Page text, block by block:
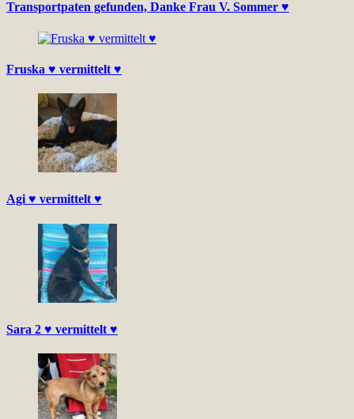
Transportpaten gefunden, Danke Frau V. Sommer ♥
Fruska ♥ vermittelt ♥
Agi ♥ vermittelt ♥
Sara 2 ♥ vermittelt ♥